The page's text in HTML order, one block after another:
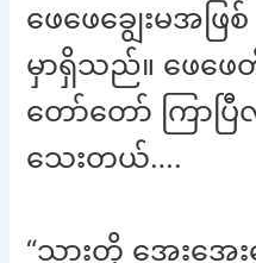
ဖေဖေချွေးမအ
မှာရှိသည်။ ဖေဖေ
တော်တော် ကြာပ
သေးတယ်….
“သားတို့ အေးအေး